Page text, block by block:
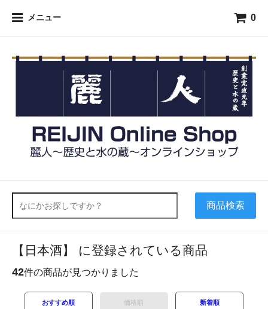
メニュー 0
商品検索
【日本酒】 に登録されている商品
42件の商品が見つかりました
おすすめ順 価格順 新着順